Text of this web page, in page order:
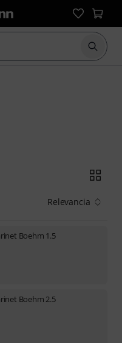
Relevancia
Boehm 1.5
Boehm 2.5